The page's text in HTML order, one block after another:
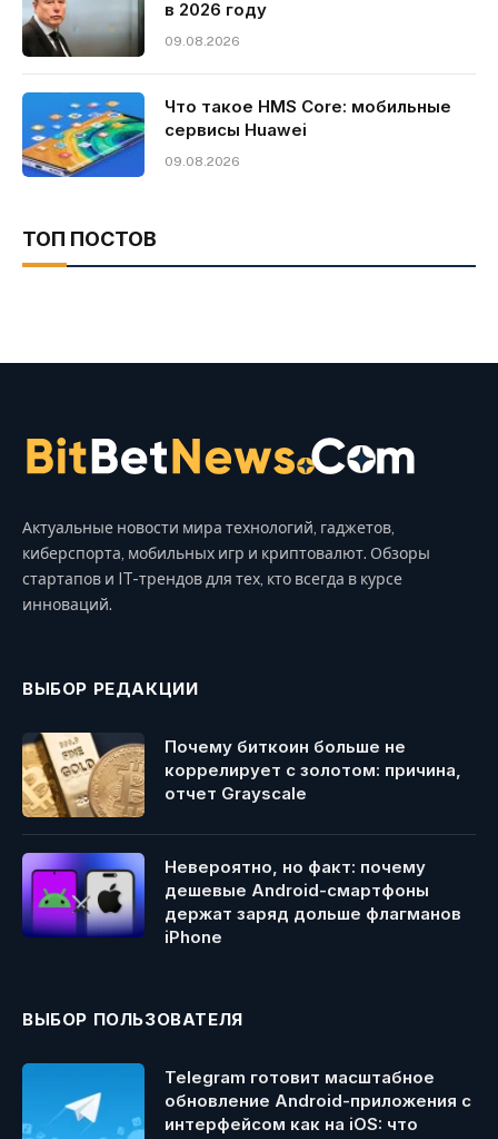
в 2026 году
09.08.2026
Что такое HMS Core: мобильные
сервисы Huawei
09.08.2026
ТОП ПОСТОВ
Актуальные новости мира технологий, гаджетов,
киберспорта, мобильных игр и криптовалют. Обзоры
стартапов и IT-трендов для тех, кто всегда в курсе
инноваций.
ВЫБОР РЕДАКЦИИ
Почему биткоин больше не
коррелирует с золотом: причина,
отчет Grayscale
Невероятно, но факт: почему
дешевые Android-смартфоны
держат заряд дольше флагманов
iPhone
ВЫБОР ПОЛЬЗОВАТЕЛЯ
Telegram готовит масштабное
обновление Android-приложения с
интерфейсом как на iOS: что